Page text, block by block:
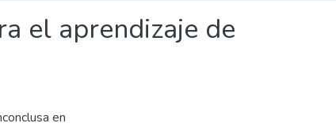
el aprendizaje de
en